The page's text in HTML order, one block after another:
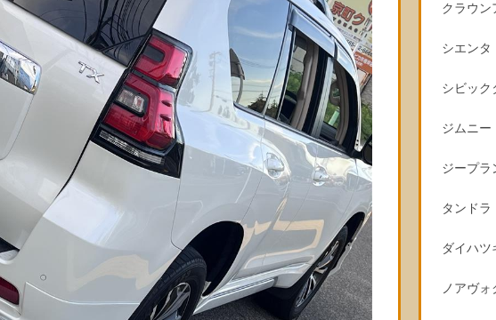
クラウン
シエンタ
シビック
ジムニー
ジープラ
タンドラ
ダイハツ
ノアヴォ